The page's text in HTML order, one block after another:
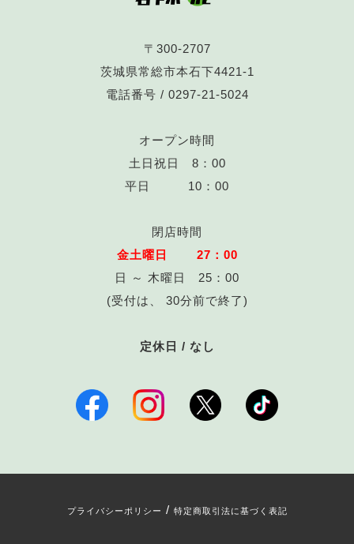
〒300-2707
茨城県常総市本石下4421-1
電話番号 / 0297-21-5024
オープン時間
土日祝日 8：00
平日 10：00
閉店時間
金土曜日 27：00
日 ～ 木曜日 25：00
(受付は、 30分前で終了)
定休日 / なし
プライバシーポリシー / 特定商取引法に基づく表記